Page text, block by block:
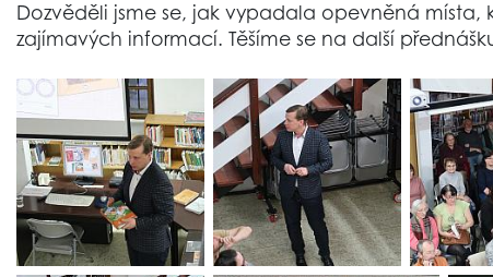
Dozvěděli jsme se, jak vypadala opevněná
zajímavých informací. Těšíme se na další